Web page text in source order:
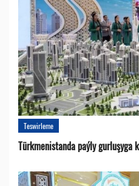
Teswirleme
Türkmenistanda paýly gurluşyga